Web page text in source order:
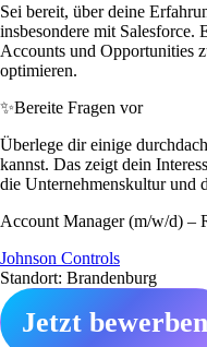
Sei bereit, über deine
insbesondere mit Salesforce.
Accounts und Opportunities
optimieren.
✨Bereite Fragen vor
Überlege dir einige
kannst. Das zeigt dein
die Unternehmenskultur und
Account Manager (m/w/d) –
Johnson Controls
Standort: Brandenburg
Jetzt bewerben